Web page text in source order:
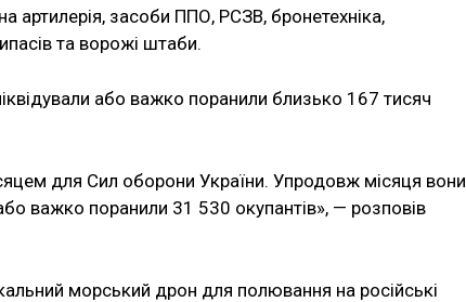
артилерія, засоби ППО, РСЗВ, бронетехніка,
та ворожі штаби.
або важко поранили близько 167 тисяч
для Сил оборони України. Упродовж місяця вони
важко поранили 31 530 окупантів», — розповів
морський дрон для полювання на російські